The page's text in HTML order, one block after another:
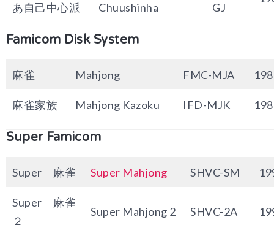
あ自己中心派
Chuushinha
GJ
Famicom Disk System
麻雀 Mahjong FMC-MJA
麻雀家族 Mahjong Kazoku IFD-MJK
Super Famicom
Super 麻雀 Super Mahjong SHVC-SM
Super 麻雀
２
Super Mahjong 2 SHVC-2A